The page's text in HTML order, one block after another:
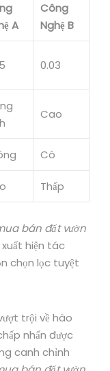
A
Công
Nghệ B
0.03
Cao
Có
Thấp
bán đất vườn
hiện tác
chọn lọc tuyệt
trội về hào
nhấn được
canh chỉnh